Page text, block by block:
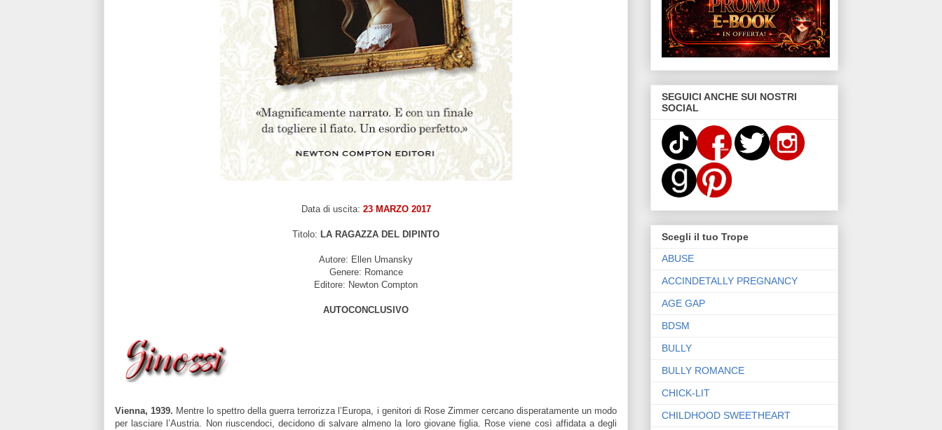
Data di uscita: 23 MARZO 2017
Titolo: LA RAGAZZA DEL DIPINTO
Autore: Ellen Umansky
Genere: Romance
Editore: Newton Compton
AUTOCONCLUSIVO
Vienna, 1939. Mentre lo spettro della guerra terrorizza l’Europa, i genitori di Rose Zimmer cercano disperatamente un modo
per lasciare l’Austria. Non riuscendoci, decidono di salvare almeno la loro giovane figlia. Rose viene così affidata a degli
SEGUICI ANCHE SUI NOSTRI
SOCIAL
Scegli il tuo Trope
ABUSE
ACCINDETALLY PREGNANCY
AGE GAP
BDSM
BULLY
BULLY ROMANCE
CHICK-LIT
CHILDHOOD SWEETHEART